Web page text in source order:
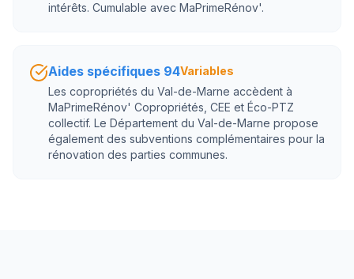
intérêts. Cumulable avec MaPrimeRénov'.
Aides spécifiques 94Variables
Les copropriétés du Val-de-Marne accèdent à
MaPrimeRénov' Copropriétés, CEE et Éco-PTZ
collectif. Le Département du Val-de-Marne propose
également des subventions complémentaires pour la
rénovation des parties communes.